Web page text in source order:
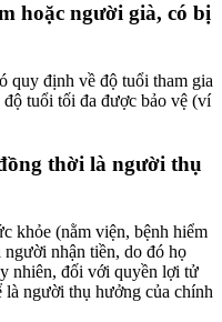
hoặc người già, có bị
quy định về độ tuổi tham gia
tuổi tối đa được bảo vệ (ví
thời là người thụ
khỏe (nằm viện, bệnh hiểm
nhận tiền, do đó họ
nhiên, đối với quyền lợi tử
người thụ hưởng của chính